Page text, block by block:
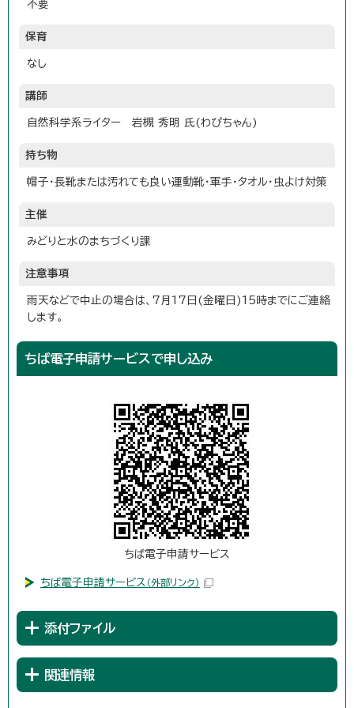
不要
保育
なし
講師
自然科学系ライター 岩槻 秀明 氏(わぴちゃん)
持ち物
帽子・長靴または汚れても良い運動靴・軍手・タオル・虫よけ対策
主催
みどりと水のまちづくり課
注意事項
雨天などで中止の場合は、7月17日(金曜日)15時までにご連絡
します。
ちば電子申請サービスで申し込み
ちば電子申請サービス
ちば電子申請サービス （外部リンク）
添付ファイル
関連情報